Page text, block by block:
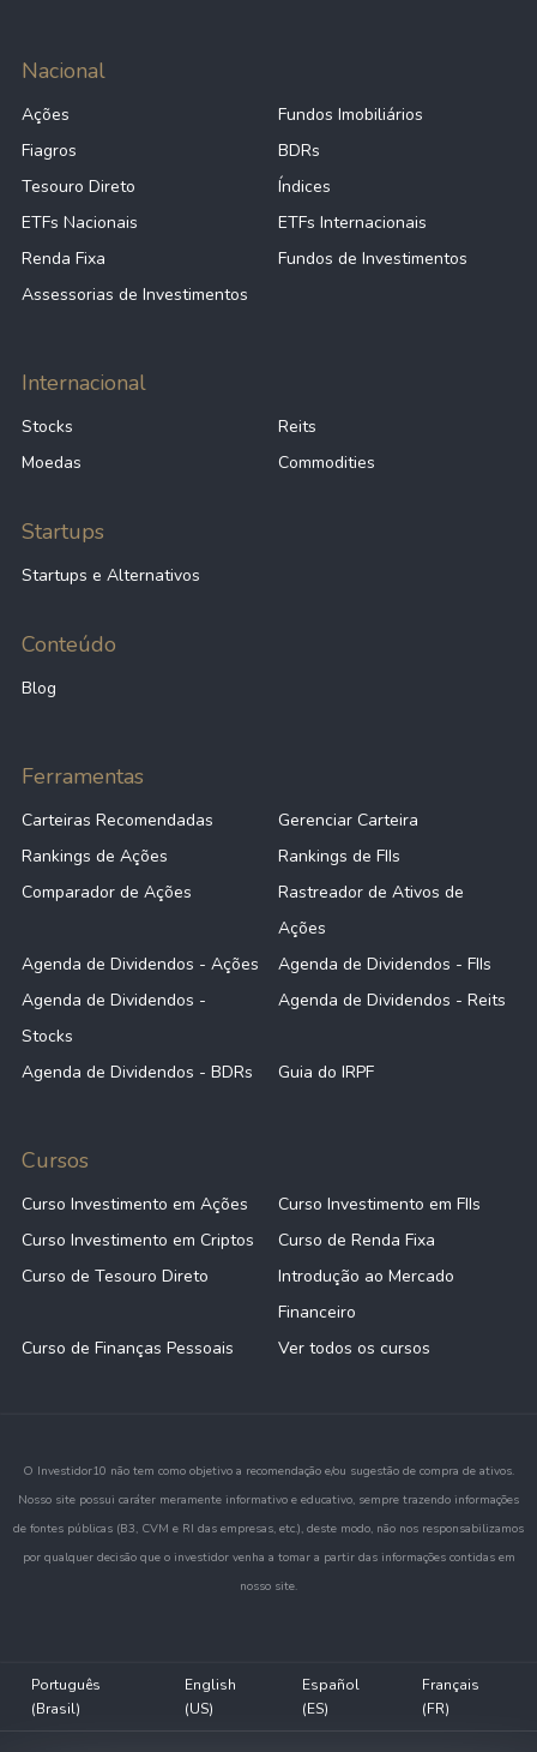
Nacional
Ações
Fundos Imobiliários
Fiagros
BDRs
Tesouro Direto
Índices
ETFs Nacionais
ETFs Internacionais
Renda Fixa
Fundos de Investimentos
Assessorias de Investimentos
Internacional
Stocks
Reits
Moedas
Commodities
Startups
Startups e Alternativos
Conteúdo
Blog
Ferramentas
Carteiras Recomendadas
Gerenciar Carteira
Rankings de Ações
Rankings de FIIs
Comparador de Ações
Rastreador de Ativos de
Ações
Agenda de Dividendos - Ações
Agenda de Dividendos - FIIs
Agenda de Dividendos -
Stocks
Agenda de Dividendos - Reits
Agenda de Dividendos - BDRs Guia do IRPF
Cursos
Curso Investimento em Ações
Curso Investimento em FIIs
Curso Investimento em Criptos
Curso de Renda Fixa
Curso de Tesouro Direto
Introdução ao Mercado
Financeiro
Curso de Finanças Pessoais
Ver todos os cursos
O Investidor10 não tem como objetivo a recomendação e/ou sugestão de compra de ativos.
Nosso site possui caráter meramente informativo e educativo, sempre trazendo informações
de fontes públicas (B3, CVM e RI das empresas, etc.), deste modo, não nos responsabilizamos
por qualquer decisão que o investidor venha a tomar a partir das informações contidas em
nosso site.
Português
(Brasil)
English
(US)
Español
(ES)
Français
(FR)